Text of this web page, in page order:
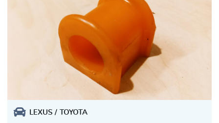
LEXUS TOYOTA